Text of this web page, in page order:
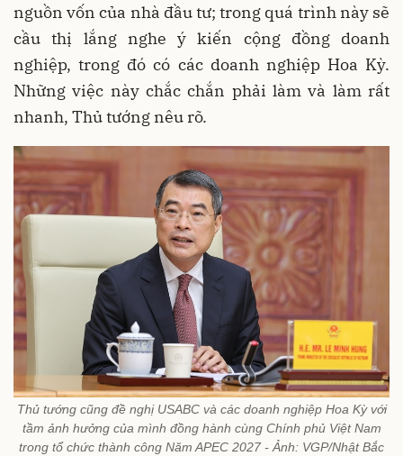
nguồn vốn của nhà đầu tư; trong quá trình này sẽ
cầu thị lắng nghe ý kiến cộng đồng doanh
nghiệp, trong đó có các doanh nghiệp Hoa Kỳ.
Những việc này chắc chắn phải làm và làm rất
nhanh, Thủ tướng nêu rõ.
Thủ tướng cũng đề nghị USABC và các doanh nghiệp Hoa Kỳ với
tầm ảnh hưởng của mình đồng hành cùng Chính phủ Việt Nam
trong tổ chức thành công Năm APEC 2027 - Ảnh: VGP/Nhật Bắc